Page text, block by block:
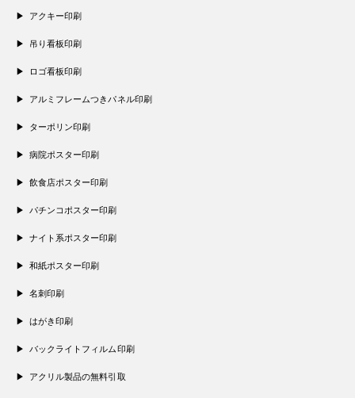
アクキー印刷
吊り看板印刷
ロゴ看板印刷
アルミフレームつきパネル印刷
ターポリン印刷
病院ポスター印刷
飲食店ポスター印刷
パチンコポスター印刷
ナイト系ポスター印刷
和紙ポスター印刷
名刺印刷
はがき印刷
バックライトフィルム印刷
アクリル製品の無料引取